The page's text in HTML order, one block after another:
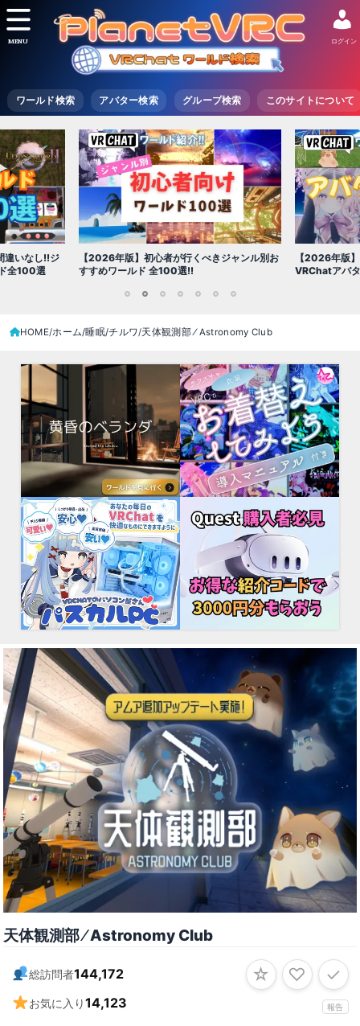
ワールド検索 アバター検索 グループ検索 このサイトについて
ログイン
MENU
ャンル別お
【2026年版】初心者必見!!無料で使える
VRChatアバター（アバターワールド紹介）
【2026年版
世界を味わえ
HOME ホーム/睡眠/チルワ 天体観測部 ⁄ Astronomy Club
天体観測部 ⁄ Astronomy Club
総訪問者144,172
お気に入り14,123 報告
☆ ♡ ✓